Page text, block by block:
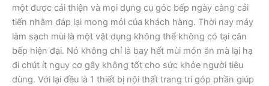
một được cải thiện và mọi dụng cụ góc bếp ngày càng cải
tiến nhằm đáp lại mong mỏi của khách hàng. Thời nay máy
làm sạch mùi là một vật dụng không thể không có tại căn
bếp hiện đại. Nó không chỉ là bay hết mùi món ăn mà lại hạ
đi chút ít nguy cơ gây không tốt cho sức khỏe người tiêu
dùng. Với lại đều là 1 thiết bị nội thất trang trí góp phần giúp